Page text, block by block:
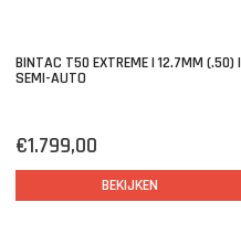
BINTAC T50 EXTREME | 12.7MM (.50) |
SEMI-AUTO
€1.799,00
BEKIJKEN